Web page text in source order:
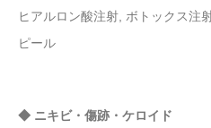
ヒアルロン酸注射, ボトックス注
ピール
◆ ニキビ・傷跡・ケロイド